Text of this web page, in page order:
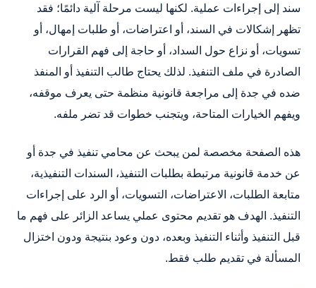
سند إلى إجراءات عملية. لكنها ليست مرحلة آلية دائمًا؛ فقد
تظهر إشكالات في السند، أو اعتراضات، أو طلبات إمهال، أو
تسويات، أو نزاع حول السداد، أو حاجة إلى فهم القرارات
الصادرة في ملف التنفيذ. لذلك يحتاج طالب التنفيذ أو المنفذ
ضده في جدة إلى مراجعة قانونية منظمة حتى يعرف موقفه،
ويفهم الخيارات المتاحة، ويتجنب خطوات قد تضر ملفه.
هذه الصفحة مخصصة لمن يبحث عن محامي تنفيذ في جدة أو
عن خدمة قانونية مرتبطة بطلبات التنفيذ، السندات التنفيذية،
متابعة الطلبات، الاعتراضات، التسويات، أو الرد على إجراءات
التنفيذ. الهدف هو تقديم محتوى عملي يساعد الزائر على فهم ما
قبل التنفيذ وأثناء التنفيذ وبعده، دون وعود بنتيجة ودون اختزال
المسألة في تقديم طلب فقط.